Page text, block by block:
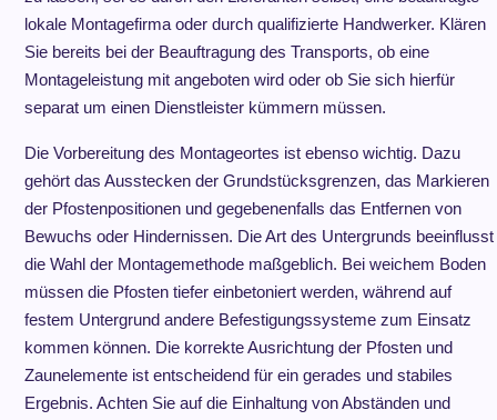
lokale Montagefirma oder durch qualifizierte Handwerker. Klären
Sie bereits bei der Beauftragung des Transports, ob eine
Montageleistung mit angeboten wird oder ob Sie sich hierfür
separat um einen Dienstleister kümmern müssen.
Die Vorbereitung des Montageortes ist ebenso wichtig. Dazu
gehört das Ausstecken der Grundstücksgrenzen, das Markieren
der Pfostenpositionen und gegebenenfalls das Entfernen von
Bewuchs oder Hindernissen. Die Art des Untergrunds beeinflusst
die Wahl der Montagemethode maßgeblich. Bei weichem Boden
müssen die Pfosten tiefer einbetoniert werden, während auf
festem Untergrund andere Befestigungssysteme zum Einsatz
kommen können. Die korrekte Ausrichtung der Pfosten und
Zaunelemente ist entscheidend für ein gerades und stabiles
Ergebnis. Achten Sie auf die Einhaltung von Abständen und